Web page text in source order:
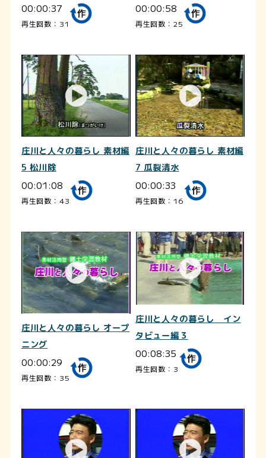
00:00:37
再生回数：31
00:00:58
再生回数：25
庄川と人々の暮らし 素材編
5 松川除
00:01:08
再生回数：43
庄川と人々の暮らし 素材編
7 瓜裂清水
00:00:33
再生回数：16
庄川と人々の暮らし オープ
ニング
00:00:29
再生回数：35
庄川と人々の暮らし イン
タビュー編３
00:08:35
再生回数：3